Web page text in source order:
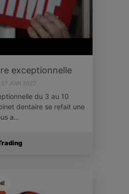
exceptionnelle
27 JUIN 2022
du 3 au 10
dentaire se refait une
a…